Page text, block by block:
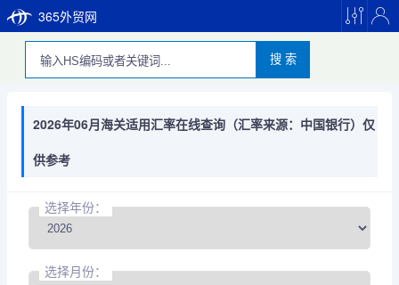
365外贸网
搜 索
2026年06月海关适用汇率在线查询（汇率来源：中国银行）仅
供参考
选择年份：
选择月份：